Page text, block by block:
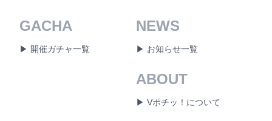
GACHA
▶ 開催ガチャ一覧
NEWS
▶ お知らせ一覧
ABOUT
▶ Vポチッ！について